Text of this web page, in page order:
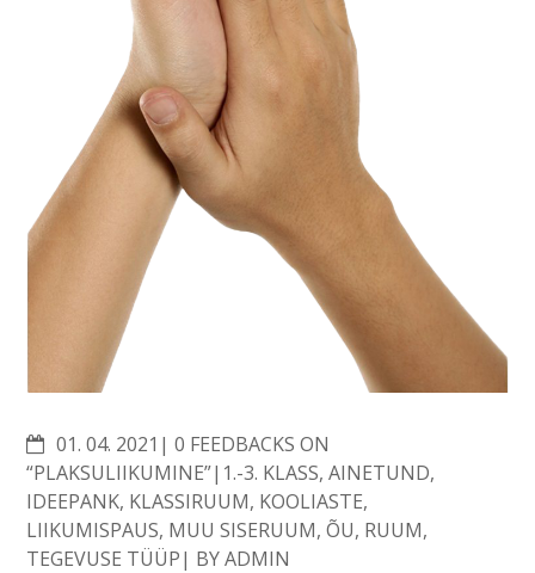
01. 04. 2021 COMMENTS
0 FEEDBACKS ON
“PLAKSULIIKUMINE” 1.-3. KLASS,AINETUND,
IDEEPANK, KLASSIRUUM, KOOLIASTE,
LIIKUMISPAUS, MUU SISERUUM,ÕU, RUUM,
TEGEVUSE TÜÜP
BYADMIN